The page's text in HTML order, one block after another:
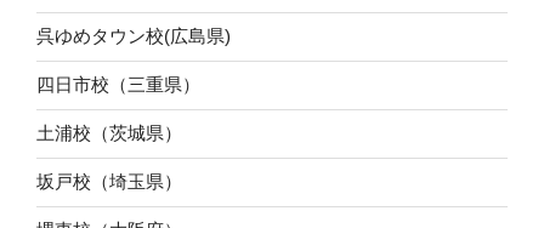
呉ゆめタウン校(広島県)
四日市校（三重県）
土浦校（茨城県）
坂戸校（埼玉県）